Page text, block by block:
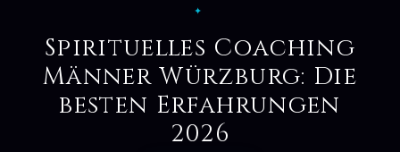
✦
Spirituelles Coaching
Männer Würzburg: Die
besten Erfahrungen
2026